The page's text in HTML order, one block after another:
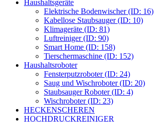
Haushaltsgeräte
Elektrische Bodenwischer (ID: 16)
Kabellose Staubsauger (ID: 10)
Klimageräte (ID: 81)
Luftreiniger (ID: 90)
Smart Home (ID: 158)
Tierschermaschine (ID: 152)
Haushaltsroboter
Fensterputzroboter (ID: 24)
Saug und Wischroboter (ID: 20)
Staubsauger Roboter (ID: 4)
Wischroboter (ID: 23)
HECKENSCHEREN
HOCHDRUCKREINIGER